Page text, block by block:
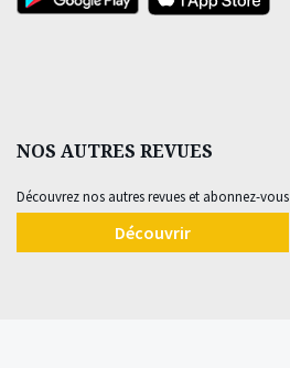
NOS AUTRES REVUES
Découvrez nos autres revues et abonnez-vous
Découvrir